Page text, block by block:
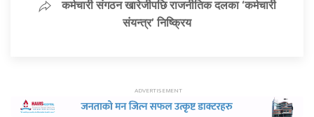
कर्मचारी संगठन खारेजीपछि राजनीतिक दलका ‘कर्मचारी
संयन्त्र’ निष्क्रिय